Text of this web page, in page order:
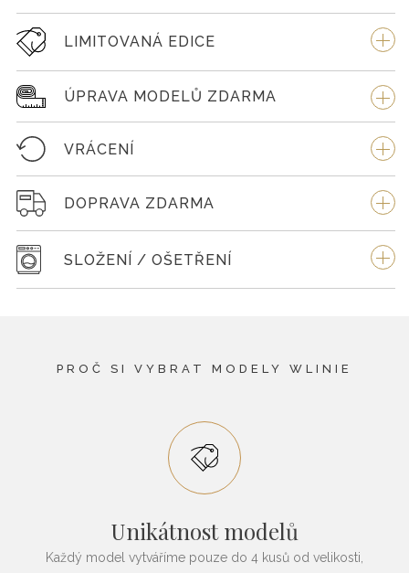
LIMITOVANÁ EDICE
ÚPRAVA MODELŮ ZDARMA
VRÁCENÍ
DOPRAVA ZDARMA
SLOŽENÍ / OŠETŘENÍ
PROČ SI VYBRAT MODELY WLINIE
Unikátnost modelů
Každý model vytváříme pouze do 4 kusů od velikosti,